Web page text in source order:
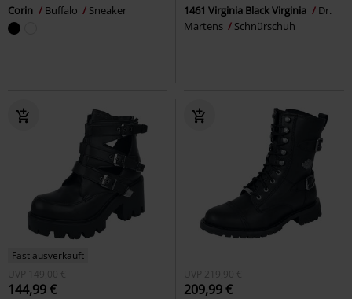
Corin Buffalo Sneaker 1461 Virginia Black Virginia
Dr.
Martens
Schnürschuh
Fast ausverkauft
UVP
149,00 €
144,99 €
UVP 219,90 €
209,99 €